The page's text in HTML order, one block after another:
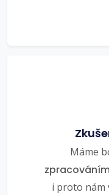
Máme
i proto nám